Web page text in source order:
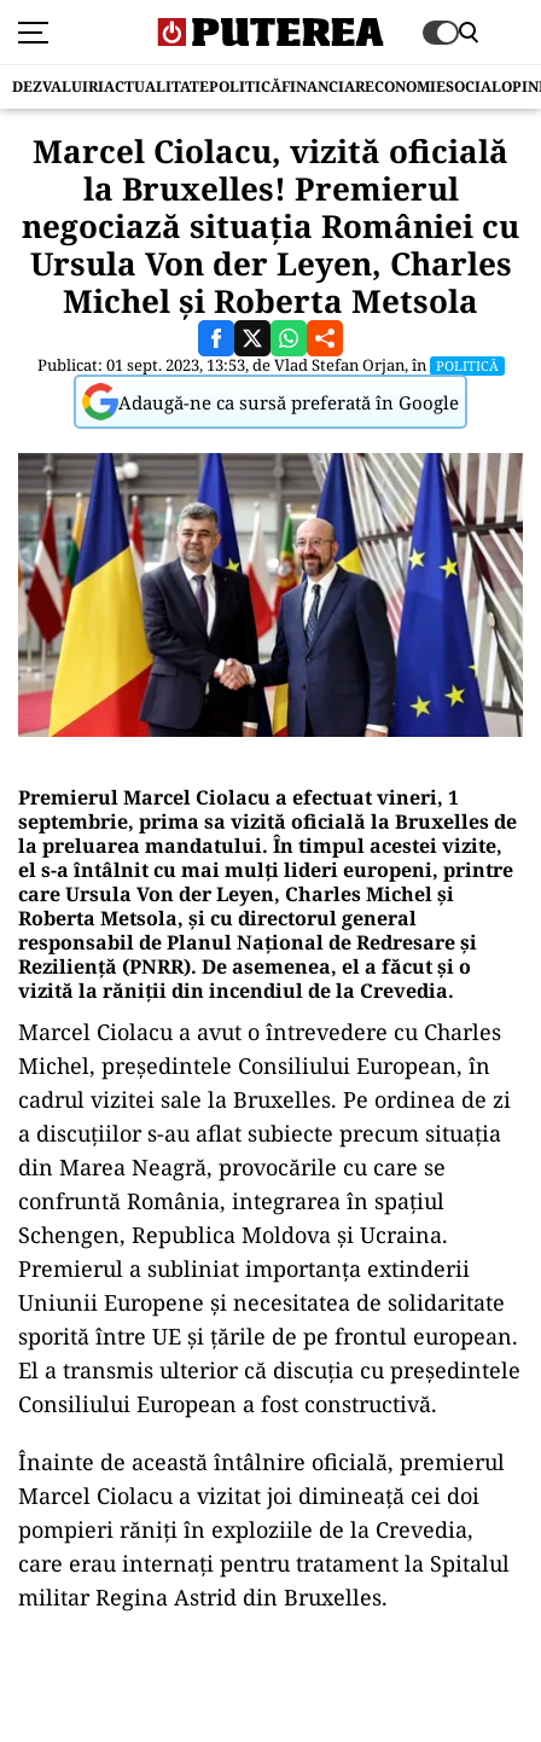
DEZVALUIRIACTUALITATEPOLITICĂFINANCIARECONOMIESOCIAL
Marcel Ciolacu, vizită oficială
la Bruxelles! Premierul
negociază situația României cu
Ursula Von der Leyen, Charles
Michel şi Roberta Metsola
Publicat: 01 sept. 2023, 13:53, deVlad Stefan Orjan, în POLITICĂ
Adaugă-ne ca sursă preferată în Google
Premierul Marcel Ciolacu a efectuat vineri, 1
septembrie, prima sa vizită oficială la Bruxelles de
la preluarea mandatului. În timpul acestei vizite,
el s-a întâlnit cu mai mulți lideri europeni, printre
care Ursula Von der Leyen, Charles Michel și
Roberta Metsola, și cu directorul general
responsabil de Planul Național de Redresare și
Reziliență (PNRR). De asemenea, el a făcut și o
vizită la răniții din incendiul de la Crevedia.
Marcel Ciolacu a avut o întrevedere cu Charles
Michel, președintele Consiliului European, în
cadrul vizitei sale la Bruxelles. Pe ordinea de zi
a discuțiilor s-au aflat subiecte precum situația
din Marea Neagră, provocările cu care se
confruntă România, integrarea în spațiul
Schengen, Republica Moldova și Ucraina.
Premierul a subliniat importanța extinderii
Uniunii Europene și necesitatea de solidaritate
sporită între UE și țările de pe frontul european.
El a transmis ulterior că discuția cu președintele
Consiliului European a fost constructivă.
Înainte de această întâlnire oficială, premierul
Marcel Ciolacu a vizitat joi dimineață cei doi
pompieri răniți în exploziile de la Crevedia,
care erau internați pentru tratament la Spitalul
militar Regina Astrid din Bruxelles.